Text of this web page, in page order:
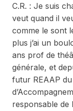
C.R. : Je suis
veut quand il
comme le sont
plus j’ai un
ans prof de
générale, et
futur REAAP du
responsable de